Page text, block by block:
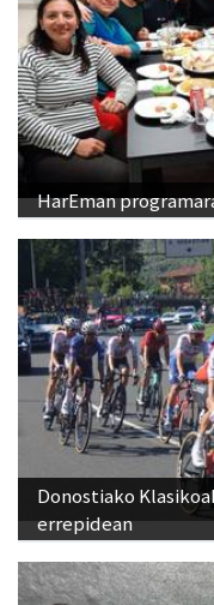
HarEman
Donostiako
errepidean